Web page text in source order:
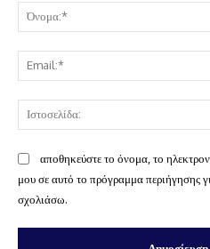
αποθηκεύστε το όνομα, το
μου σε αυτό το πρόγραμμα περιήγησης
σχολιάσω.